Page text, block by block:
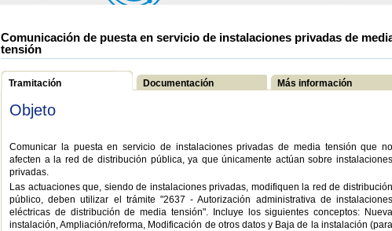
Comunicación de puesta en servicio de instalaciones privadas de
tensión
Tramitación Documentación Más información
Objeto
Comunicar la puesta en servicio de instalaciones privadas de media tensión que no
afecten a la red de distribución pública, ya que únicamente actúan sobre instalaciones
privadas.
Las actuaciones que, siendo de instalaciones privadas, modifiquen la red de distribución
público, deben utilizar el trámite "2637 - Autorización administrativa de instalaciones
eléctricas de distribución de media tensión". Incluye los siguientes conceptos: Nueva
instalación, Ampliación/reforma, Modificación de otros datos y Baja de la instalación (para